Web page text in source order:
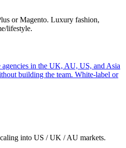
or Magento. Luxury fashion,
lifestyle.
in the UK, AU, US, and Asia
building the team. White-label or
into US / UK / AU markets.